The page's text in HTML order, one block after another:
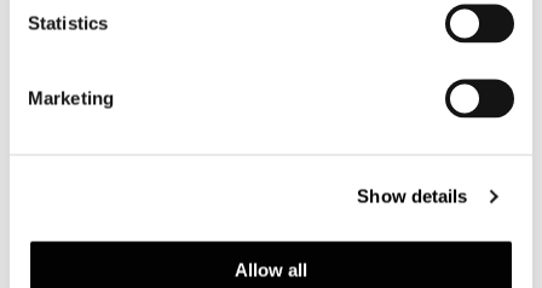
Statistics
Marketing
Show details
Allow all
Struttura
Successivamente la struttura viene annegata
braccioli, con rinforzi in acciaio, disponibili
- massello di iroko, finitura naturale, trattato
con vernice protettiva ad alta resistenza ai